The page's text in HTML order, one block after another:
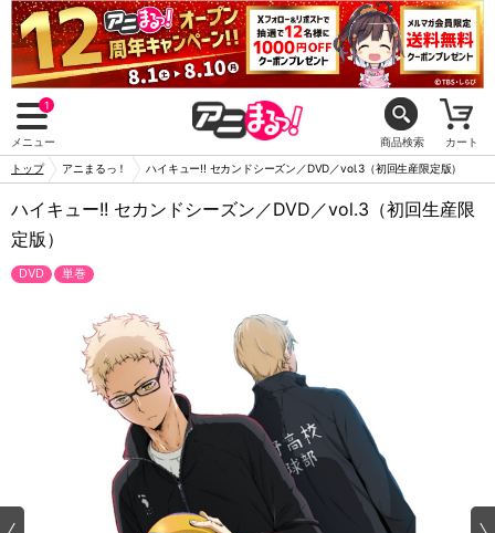
1
メニュー 商品検索 カート
トップ アニまるっ！ ハイキュー!! セカンドシーズン／DVD／vol.3（初回生産限定版）
ハイキュー!! セカンドシーズン／DVD／vol.3（初回生産限
定版）
DVD 単巻